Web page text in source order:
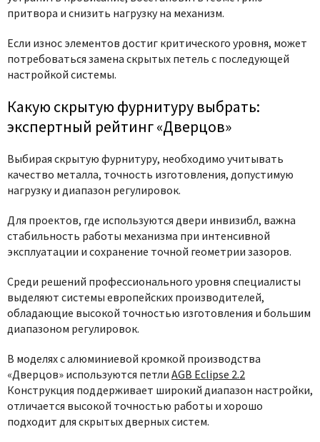
притвора и снизить нагрузку на механизм.
Если износ элементов достиг критического уровня, может
потребоваться замена скрытых петель с последующей
настройкой системы.
Какую скрытую фурнитуру выбрать:
экспертный рейтинг «Дверцов»
Выбирая скрытую фурнитуру, необходимо учитывать
качество металла, точность изготовления, допустимую
нагрузку и диапазон регулировок.
Для проектов, где используются двери инвизибл, важна
стабильность работы механизма при интенсивной
эксплуатации и сохранение точной геометрии зазоров.
Среди решений профессионального уровня специалисты
выделяют системы европейских производителей,
обладающие высокой точностью изготовления и большим
диапазоном регулировок.
В моделях с алюминиевой кромкой производства
«Дверцов» используются петли AGB Eclipse 2.2
Конструкция поддерживает широкий диапазон настройки,
отличается высокой точностью работы и хорошо
подходит для скрытых дверных систем.